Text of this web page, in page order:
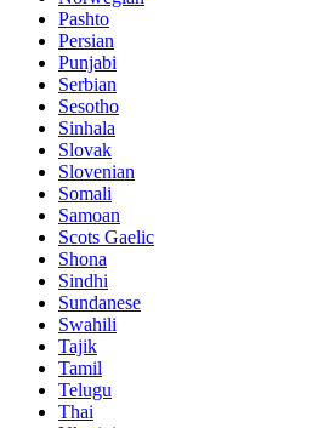
Pashto
Persian
Punjabi
Serbian
Sesotho
Sinhala
Slovak
Slovenian
Somali
Samoan
Scots Gaelic
Shona
Sindhi
Sundanese
Swahili
Tajik
Tamil
Telugu
Thai